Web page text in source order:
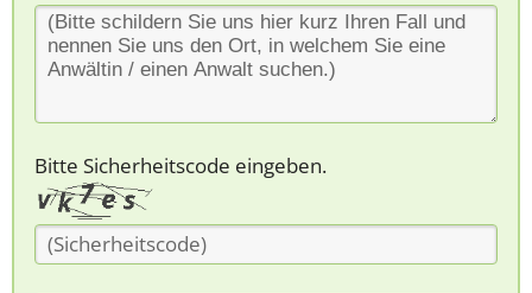
Bitte Sicherheitscode eingeben.